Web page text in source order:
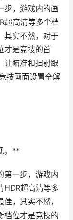
步，游戏内的画
超高清等多个档
其实不然，对于
才是竞技的首
让瞄准和扫射跟
技画面设置全解
。**
第一步，游戏内
HDR超高清等多
，其实不然，
档位才是竞技的